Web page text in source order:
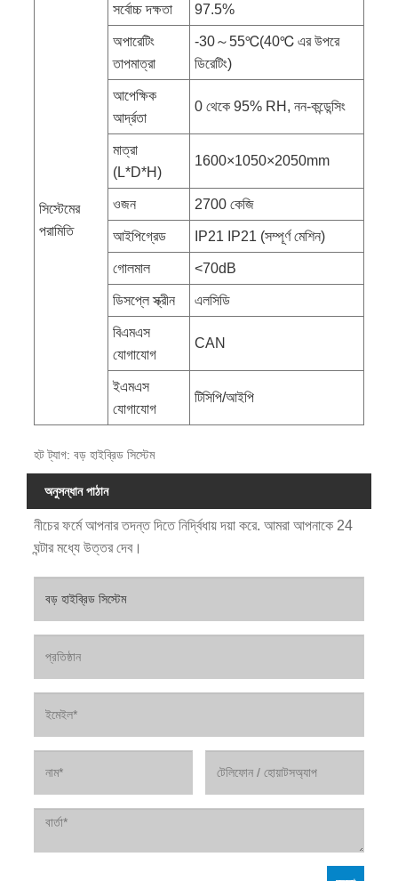
সিস্টেমের
পরামিতি
সর্বোচ্চ দক্ষতা 97.5%
অপারেটিং
তাপমাত্রা
-30～55℃(40℃ এর উপরে
ডিরেটিং)
আপেক্ষিক
আর্দ্রতা
0 থেকে 95% RH, নন-কন্ডেন্সিং
মাত্রা
(L*D*H)
1600×1050×2050mm
ওজন 2700 কেজি
আইপিগ্রেড IP21 IP21 (সম্পূর্ণ মেশিন)
গোলমাল <70dB
ডিসপ্লে স্ক্রীন এলসিডি
বিএমএস
যোগাযোগ
CAN
ইএমএস
যোগাযোগ
টিসিপি/আইপি
হট ট্যাগ: বড় হাইব্রিড সিস্টেম
অনুসন্ধান পাঠান
নীচের ফর্মে আপনার তদন্ত দিতে নির্দ্বিধায় দয়া করে. আমরা আপনাকে 24
ঘন্টার মধ্যে উত্তর দেব।